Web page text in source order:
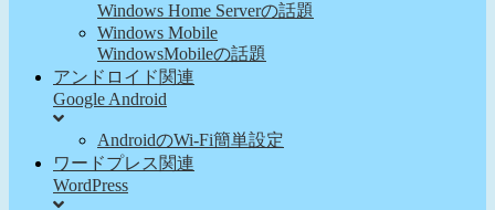
Windows Home Serverの話題
Windows Mobile
WindowsMobileの話題
アンドロイド関連
Google Android
AndroidのWi-Fi簡単設定
ワードプレス関連
WordPress